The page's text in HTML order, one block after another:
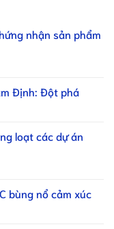
nhận sản phẩm
Định: Đột phá
loạt các dự án
bùng nổ cảm xúc